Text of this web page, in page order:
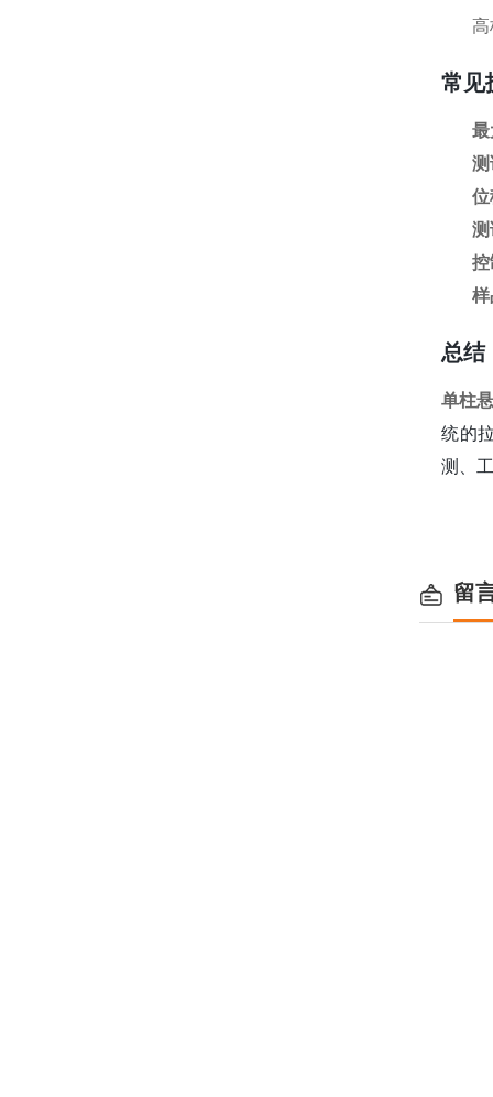
高
常见
最
测
位
测
控
样
总结
单柱
统的
测、
留